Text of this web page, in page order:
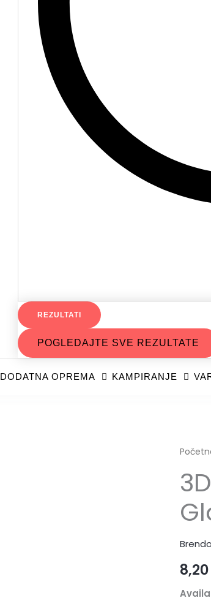
REZULTATI
POGLEDAJTE SVE REZULTATE
DODATNA OPREMA KAMPIRANJE
8,20
3D
Minnow
5.9cm
10g
P
količina